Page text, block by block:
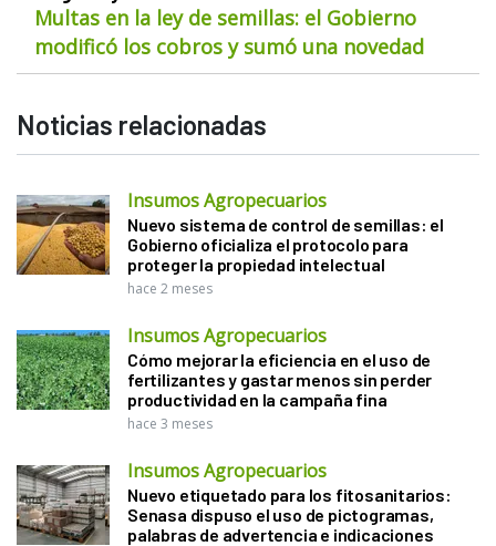
Multas en la ley de semillas: el Gobierno
modificó los cobros y sumó una novedad
Noticias relacionadas
Insumos Agropecuarios
Nuevo sistema de control de semillas: el
Gobierno oficializa el protocolo para
proteger la propiedad intelectual
hace 2 meses
Insumos Agropecuarios
Cómo mejorar la eficiencia en el uso de
fertilizantes y gastar menos sin perder
productividad en la campaña fina
hace 3 meses
Insumos Agropecuarios
Nuevo etiquetado para los fitosanitarios:
Senasa dispuso el uso de pictogramas,
palabras de advertencia e indicaciones